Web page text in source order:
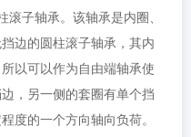
子轴承。该轴承是内圈、
边的圆柱滚子轴承，其内
以可以作为自由端轴承使
，另一侧的套圈有单个挡
度的一个方向轴向负荷。